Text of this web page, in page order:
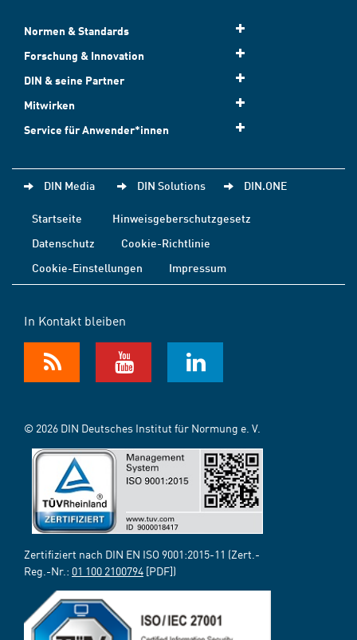
Normen & Standards
Forschung & Innovation
DIN & seine Partner
Mitwirken
Service für Anwender*innen
DIN Media DIN Solutions DIN.ONE
Startseite
Hinweisgeberschutzgesetz
Datenschutz
Cookie-Richtlinie
Cookie-Einstellungen
Impressum
In Kontakt bleiben
© 2026 DIN Deutsches Institut für Normung e. V.
Zertifiziert nach DIN EN ISO 9001:2015-11 (Zert.-
Reg.-Nr.: 01 100 2100794 [PDF])